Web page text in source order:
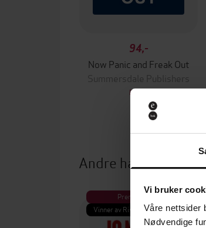
Vi bruker
Våre nettsider
Nødvendige
94,-
Now Panic and Freak Out
Summersdale Publishers
EBOK
Andre har også
Premium
Vinner av Rivertonprisen